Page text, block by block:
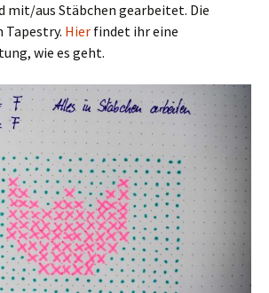
mit/aus Stäbchen gearbeitet. Die
Tapestry. Hier findet ihr eine
wie es geht.